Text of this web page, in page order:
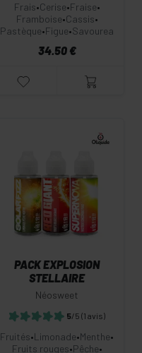
Frais•Cerise•Fraise•
Framboise•Cassis•
Pastèque•Figue•Savourea
34.50 €
PACK EXPLOSION
STELLAIRE
Néosweet
5/5 (1 avis)
Fruités•Limonade•Menthe•
Fruits rouges•Pêche•